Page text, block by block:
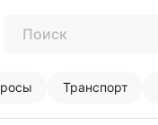
Транспорт